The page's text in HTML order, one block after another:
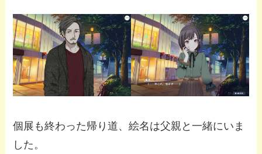
個展も終わった帰り道、絵名は父親と一緒にいま
した。